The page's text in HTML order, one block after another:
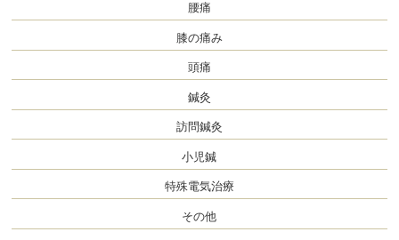
腰痛
膝の痛み
頭痛
鍼灸
訪問鍼灸
小児鍼
特殊電気治療
その他